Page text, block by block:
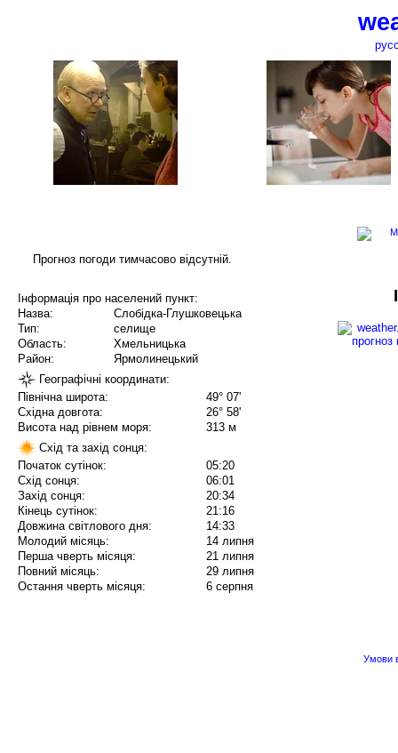
Прогноз погоди тимчасово відсутній.
Інформація про населений пункт:
Назва:
Слобідка-Глушковецька
Тип:
селище
Область:
Хмельницька
Район:
Ярмолинецький
Географічні координати:
Північна широта:
49° 07'
Східна довгота:
26° 58'
Висота над рівнем моря:
313 м
Схід та захід сонця:
Початок сутінок:
05:20
Схід сонця:
06:01
Захід сонця:
20:34
Кінець сутінок:
21:16
Довжина світлового дня:
14:33
Молодий місяць:
14 липня
Перша чверть місяця:
21 липня
Повний місяць:
29 липня
Остання чверть місяця:
6 серпня
Умови